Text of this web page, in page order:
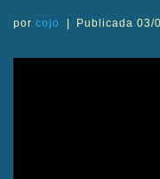
por cojo Publicada03/